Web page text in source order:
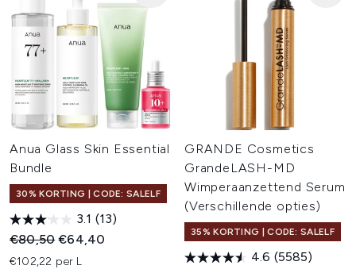
Anua Glass Skin Essential
Bundle
30% KORTING | CODE: SALELF
3.1 (13)
Recommended Retail Price:
€80,50Huidige prijs:
€64,40
€102,22 per L
GRANDE Cosmetics
GrandeLASH-MD
Wimperaanzettend Serum
(Verschillende opties)
35% KORTING | CODE: SALELF
4.6 (5585)